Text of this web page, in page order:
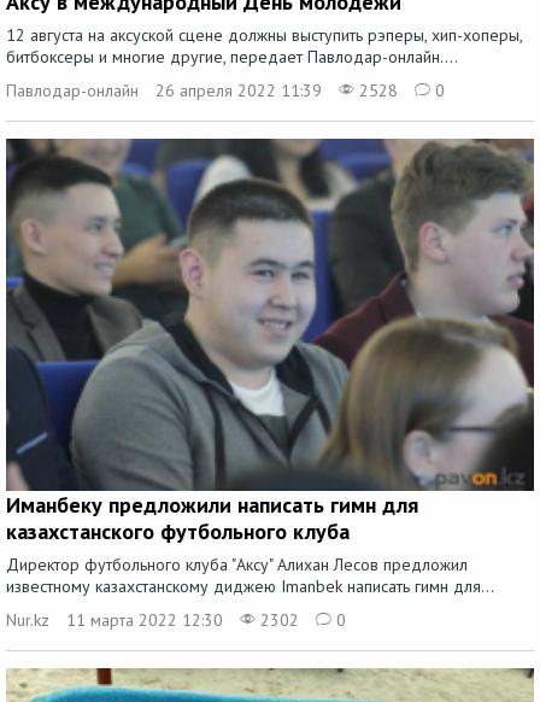
12 августа на аксуской сцене должны выступить рэперы, хип-хоперы,
битбоксеры и многие другие, передает Павлодар-онлайн....
Павлодар-онлайн
26 апреля 2022 11:39 2528 0
Иманбеку предложили написать гимн для
казахстанского футбольного клуба
Директор футбольного клуба "Аксу" Алихан Лесов предложил
известному казахстанскому диджею Imanbek написать гимн для...
Nur.kz
11 марта 2022 12:30 2302 0